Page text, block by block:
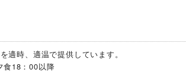
適時、適温で提供しています。
：00以降